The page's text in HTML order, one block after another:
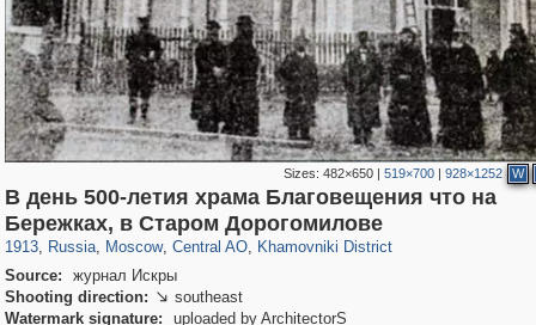
Sizes:482×650 |519×700 |928×1252 W
В день 500-летия храма Благовещения что на
Бережках, в Старом Дорогомилове
1913, Russia
1,406,255 29,243
, Moscow
319,780 8,286
, Central AO
159,978 5,916
, Khamovniki District
19,394 722
Source:
журнал Искры
Shooting direction:  southeast
Watermark signature:
uploaded by ArchitectorS